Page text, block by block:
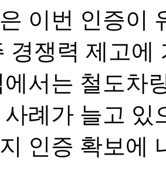
이번 인증이
경쟁력 제고에
서는 철도차
사례가 늘고
인증 확보에